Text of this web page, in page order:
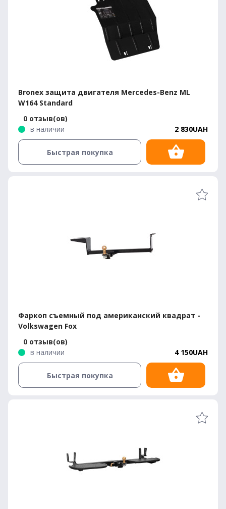
Bronex защита двигателя Mercedes-Benz ML
W164 Standard
0 отзыв(ов)
в наличии
2 830UAH
Быстрая покупка
Фаркоп съемный под американский квадрат -
Volkswagen Fox
0 отзыв(ов)
в наличии
4 150UAH
Быстрая покупка